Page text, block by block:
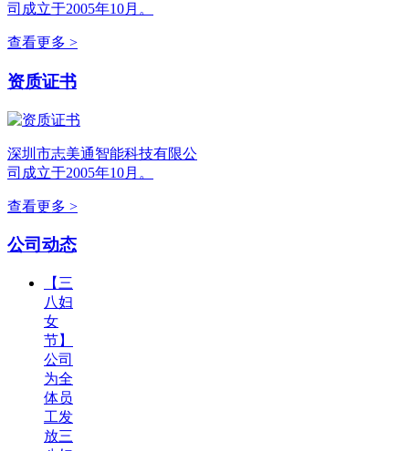
司成立于2005年10月。
查看更多 >
资质证书
深圳市志美通智能科技有限公
司成立于2005年10月。
查看更多 >
公司动态
【三
八妇
女
节】
公司
为全
体员
工发
放三